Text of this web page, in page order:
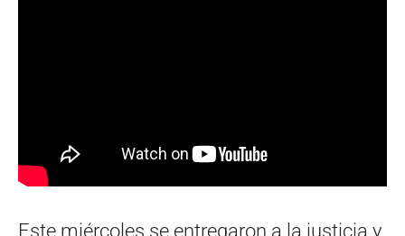
Este miércoles se entregaron a la justicia y